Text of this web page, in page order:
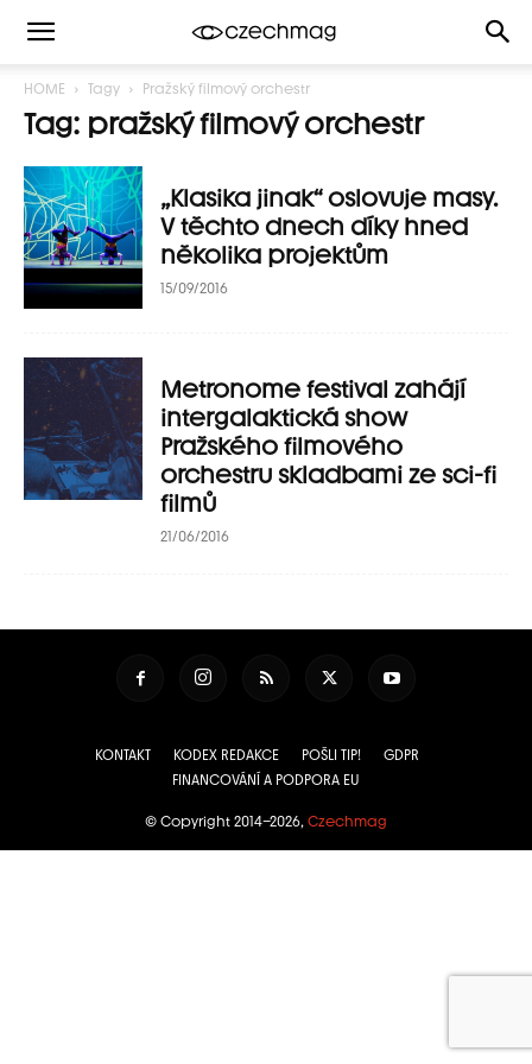
HOME Tagy Pražský filmový orchestr
Tag: pražský filmový orchestr
„Klasika jinak“ oslovuje masy.
V těchto dnech díky hned
několika projektům
15/09/2016
Metronome festival zahájí
intergalaktická show
Pražského filmového
orchestru skladbami ze sci-fi
filmů
21/06/2016
KONTAKT KODEX REDAKCE POŠLI TIP!
GDPR
FINANCOVÁNÍ A PODPORA EU
© Copyright 2014–2026, Czechmag